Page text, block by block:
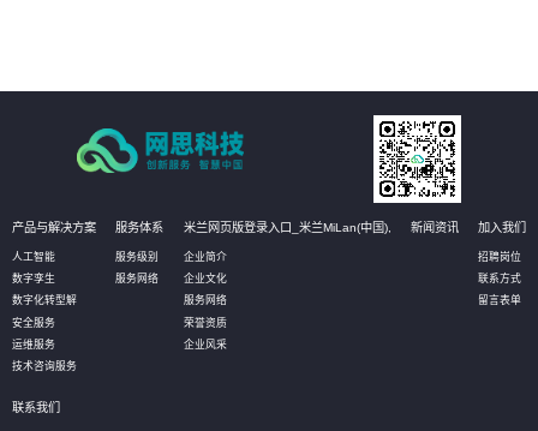
产品与解决方案
人工智能
数字孪生
数字化转型解
安全服务
运维服务
技术咨询服务
服务体系
服务级别
服务网络
米兰网页版登录入口_米兰MiLan(中国),
企业简介
企业文化
服务网络
荣誉资质
企业风采
新闻资讯 加入我们
招聘岗位
联系方式
留言表单
联系我们